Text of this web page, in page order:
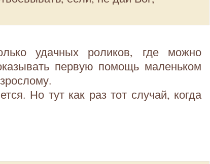
удачных роликов, где можно
первую помощь маленьком
Но тут как раз тот случай, когда